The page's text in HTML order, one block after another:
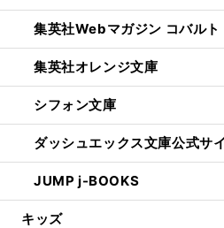
集英社Webマガジン コバルト
集英社オレンジ文庫
シフォン文庫
ダッシュエックス文庫公式サ
JUMP j-BOOKS
キッズ